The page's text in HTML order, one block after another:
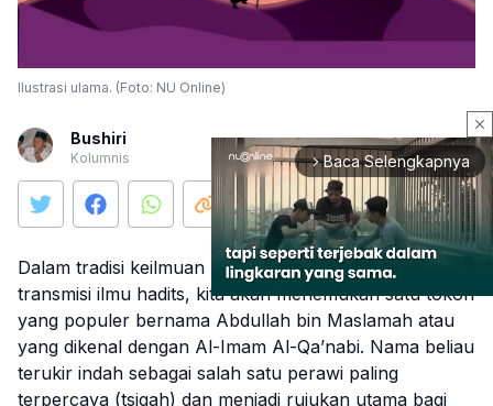
Ilustrasi ulama. (Foto: NU Online)
Bushiri
Kolumnis
Dalam tradisi keilmuan Islam, khususnya dalam
transmisi ilmu hadits, kita akan menemukan satu tokoh
yang populer bernama Abdullah bin Maslamah atau
yang dikenal dengan Al-Imam Al-Qa’nabi. Nama beliau
terukir indah sebagai salah satu perawi paling
terpercaya (tsiqah) dan menjadi rujukan utama bagi
close
arrow_forward_ios Baca Selengkapnya
Mute